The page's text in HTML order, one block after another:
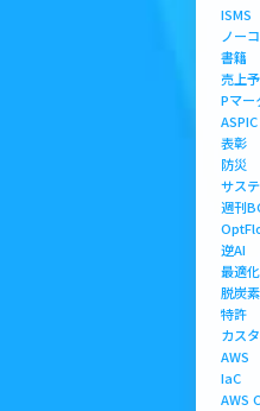
ISMS
ノー
書籍
売上
Pマー
ASPIC
表彰
防災
サス
週刊
逆AI
最適化
脱炭素
特許
カス
AWS
IaC
AWS